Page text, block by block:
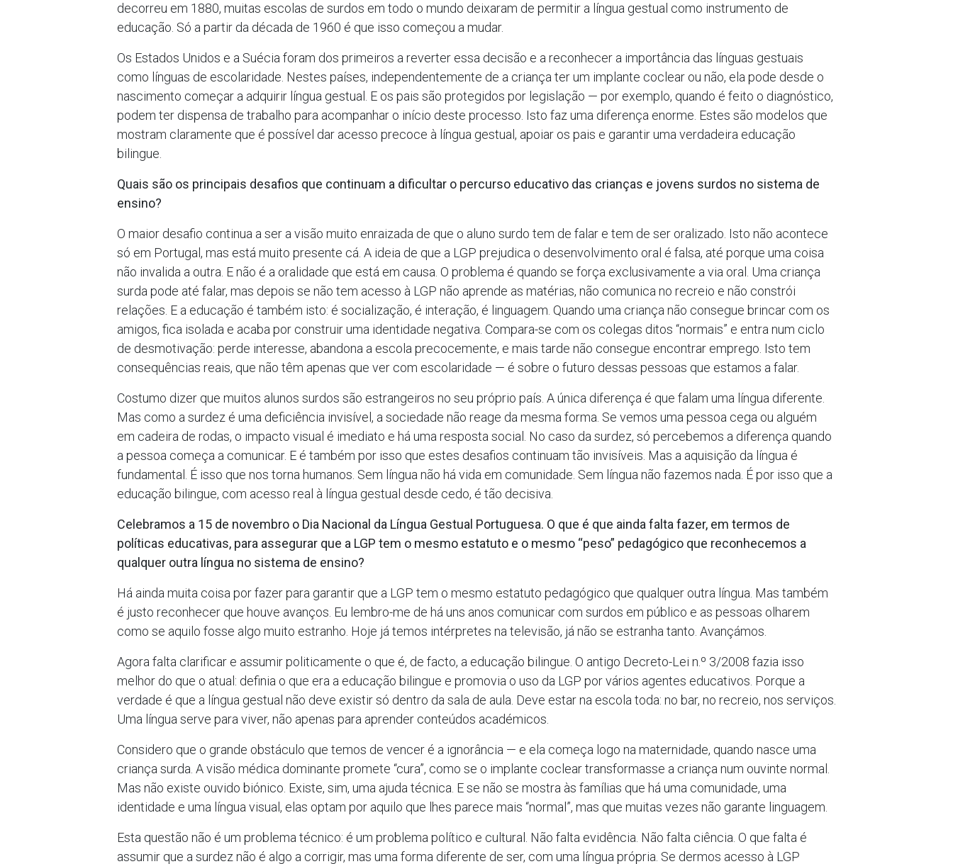
decorreu em 1880, muitas escolas de surdos em todo o mundo deixaram de permitir a língua gestual como instrumento de
educação. Só a partir da década de 1960 é que isso começou a mudar.
Os Estados Unidos e a Suécia foram dos primeiros a reverter essa decisão e a reconhecer a importância das línguas gestuais
como línguas de escolaridade. Nestes países, independentemente de a criança ter um implante coclear ou não, ela pode desde o
nascimento começar a adquirir língua gestual. E os pais são protegidos por legislação — por exemplo, quando é feito o diagnóstico,
podem ter dispensa de trabalho para acompanhar o início deste processo. Isto faz uma diferença enorme. Estes são modelos que
mostram claramente que é possível dar acesso precoce à língua gestual, apoiar os pais e garantir uma verdadeira educação
bilingue.
Quais são os principais desafios que continuam a dificultar o percurso educativo das crianças e jovens surdos no sistema de
ensino?
O maior desafio continua a ser a visão muito enraizada de que o aluno surdo tem de falar e tem de ser oralizado. Isto não acontece
só em Portugal, mas está muito presente cá. A ideia de que a LGP prejudica o desenvolvimento oral é falsa, até porque uma coisa
não invalida a outra. E não é a oralidade que está em causa. O problema é quando se força exclusivamente a via oral. Uma criança
surda pode até falar, mas depois se não tem acesso à LGP não aprende as matérias, não comunica no recreio e não constrói
relações. E a educação é também isto: é socialização, é interação, é linguagem. Quando uma criança não consegue brincar com os
amigos, fica isolada e acaba por construir uma identidade negativa. Compara-se com os colegas ditos “normais” e entra num ciclo
de desmotivação: perde interesse, abandona a escola precocemente, e mais tarde não consegue encontrar emprego. Isto tem
consequências reais, que não têm apenas que ver com escolaridade — é sobre o futuro dessas pessoas que estamos a falar.
Costumo dizer que muitos alunos surdos são estrangeiros no seu próprio país. A única diferença é que falam uma língua diferente.
Mas como a surdez é uma deficiência invisível, a sociedade não reage da mesma forma. Se vemos uma pessoa cega ou alguém
em cadeira de rodas, o impacto visual é imediato e há uma resposta social. No caso da surdez, só percebemos a diferença quando
a pessoa começa a comunicar. E é também por isso que estes desafios continuam tão invisíveis. Mas a aquisição da língua é
fundamental. É isso que nos torna humanos. Sem língua não há vida em comunidade. Sem língua não fazemos nada. É por isso que a
educação bilingue, com acesso real à língua gestual desde cedo, é tão decisiva.
Celebramos a 15 de novembro o Dia Nacional da Língua Gestual Portuguesa. O que é que ainda falta fazer, em termos de
políticas educativas, para assegurar que a LGP tem o mesmo estatuto e o mesmo “peso” pedagógico que reconhecemos a
qualquer outra língua no sistema de ensino?
Há ainda muita coisa por fazer para garantir que a LGP tem o mesmo estatuto pedagógico que qualquer outra língua. Mas também
é justo reconhecer que houve avanços. Eu lembro-me de há uns anos comunicar com surdos em público e as pessoas olharem
como se aquilo fosse algo muito estranho. Hoje já temos intérpretes na televisão, já não se estranha tanto. Avançámos.
Agora falta clarificar e assumir politicamente o que é, de facto, a educação bilingue. O antigo Decreto-Lei n.º 3/2008 fazia isso
melhor do que o atual: definia o que era a educação bilingue e promovia o uso da LGP por vários agentes educativos. Porque a
verdade é que a língua gestual não deve existir só dentro da sala de aula. Deve estar na escola toda: no bar, no recreio, nos serviços.
Uma língua serve para viver, não apenas para aprender conteúdos académicos.
Considero que o grande obstáculo que temos de vencer é a ignorância — e ela começa logo na maternidade, quando nasce uma
criança surda. A visão médica dominante promete “cura”, como se o implante coclear transformasse a criança num ouvinte normal.
Mas não existe ouvido biónico. Existe, sim, uma ajuda técnica. E se não se mostra às famílias que há uma comunidade, uma
identidade e uma língua visual, elas optam por aquilo que lhes parece mais “normal”, mas que muitas vezes não garante linguagem.
Esta questão não é um problema técnico: é um problema político e cultural. Não falta evidência. Não falta ciência. O que falta é
assumir que a surdez não é algo a corrigir, mas uma forma diferente de ser, com uma língua própria. Se dermos acesso à LGP